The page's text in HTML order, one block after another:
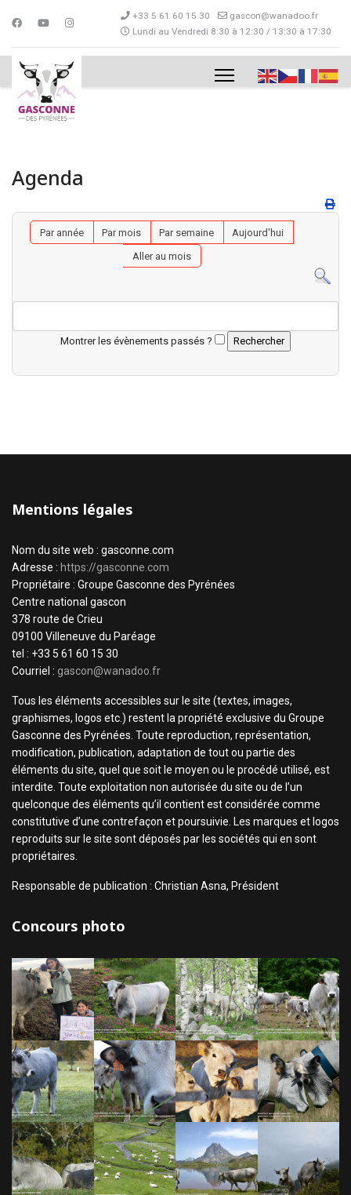
+33 5 61 60 15 30
gascon@wanadoo.fr
Lundi au Vendredi 8:30 à 12:30 / 13:30 à 17:30
Agenda
Par année Par mois Par semaine
Aujourd'hui
Aller au mois
Montrer les évènements passés ?
Mentions légales
Nom du site web : gasconne.com
Adresse : https://gasconne.com
Propriétaire : Groupe Gasconne des Pyrénées
Centre national gascon
378 route de Crieu
09100 Villeneuve du Paréage
tel : +33 5 61 60 15 30
Courriel : gascon@wanadoo.fr
Tous les éléments accessibles sur le site (textes, images,
graphismes, logos etc.) restent la propriété exclusive du Groupe
Gasconne des Pyrénées. Toute reproduction, représentation,
modification, publication, adaptation de tout ou partie des
éléments du site, quel que soit le moyen ou le procédé utilisé, est
interdite. Toute exploitation non autorisée du site ou de l’un
quelconque des éléments qu’il contient est considérée comme
constitutive d’une contrefaçon et poursuivie. Les marques et logos
reproduits sur le site sont déposés par les sociétés qui en sont
propriétaires.
Responsable de publication : Christian Asna, Président
Concours photo